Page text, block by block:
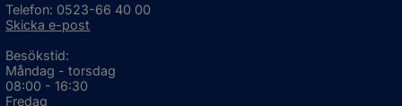
Telefon: 0523-66 40 00
Skicka e-post
Besökstid:
Måndag - torsdag
08:00 - 16:30
Fredag